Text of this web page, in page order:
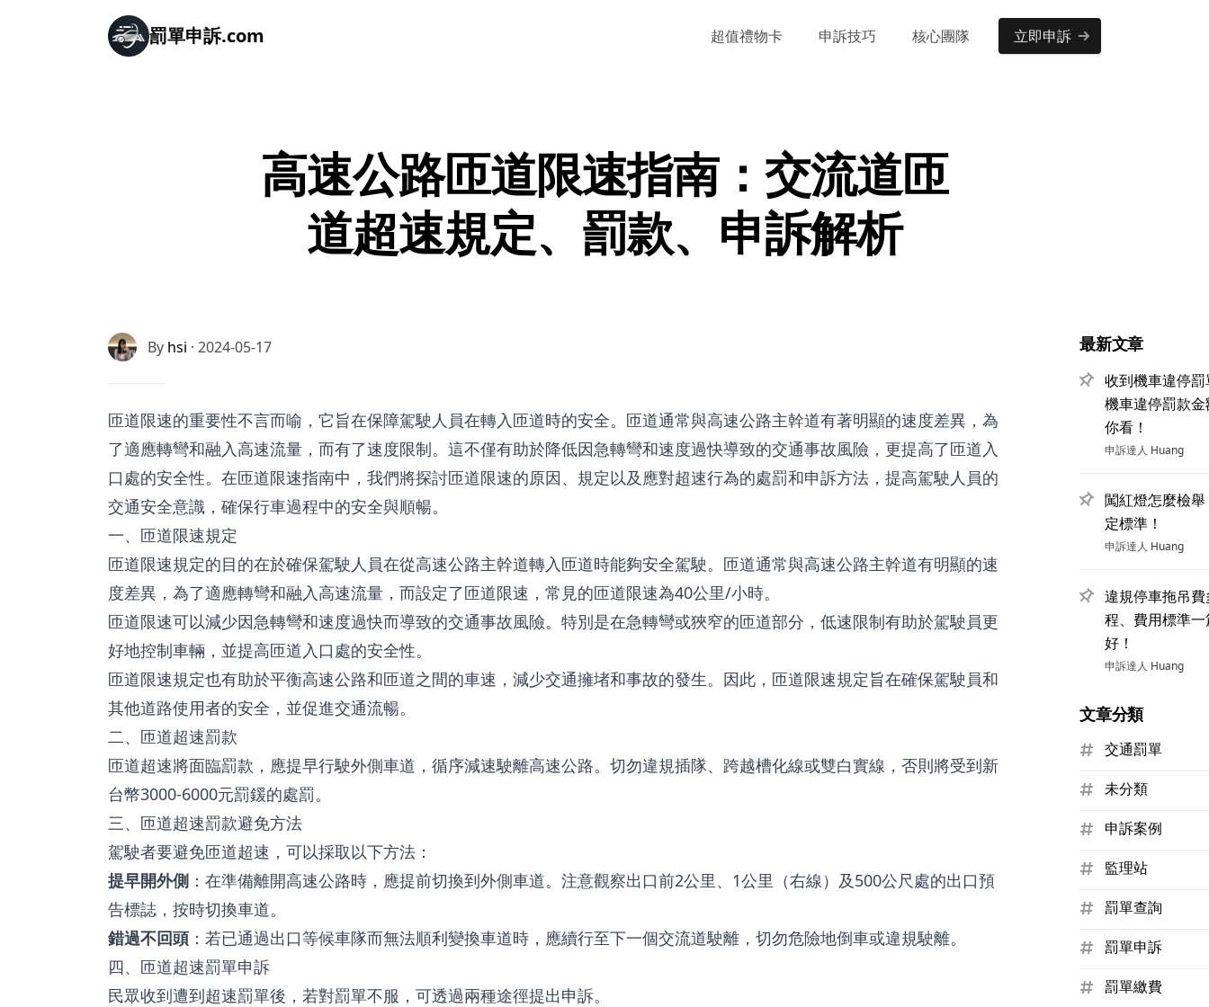
罰單申訴.com 超值禮物卡 申訴技巧 核心團隊 立即申訴
高速公路匝道限速指南：交流道匝
道超速規定、罰款、申訴解析
By hsi · 2024-05-17
匝道限速的重要性不言而喻，它旨在保障駕駛人員在轉入匝道時的安全。匝道通常與高速公路主幹道有著明顯的速度差異，為
了適應轉彎和融入高速流量，而有了速度限制。這不僅有助於降低因急轉彎和速度過快導致的交通事故風險，更提高了匝道入
口處的安全性。在匝道限速指南中，我們將探討匝道限速的原因、規定以及應對超速行為的處罰和申訴方法，提高駕駛人員的
交通安全意識，確保行車過程中的安全與順暢。
一、匝道限速規定
匝道限速規定的目的在於確保駕駛人員在從高速公路主幹道轉入匝道時能夠安全駕駛。匝道通常與高速公路主幹道有明顯的速
度差異，為了適應轉彎和融入高速流量，而設定了匝道限速，常見的匝道限速為40公里/小時。
匝道限速可以減少因急轉彎和速度過快而導致的交通事故風險。特別是在急轉彎或狹窄的匝道部分，低速限制有助於駕駛員更
好地控制車輛，並提高匝道入口處的安全性。
匝道限速規定也有助於平衡高速公路和匝道之間的車速，減少交通擁堵和事故的發生。因此，匝道限速規定旨在確保駕駛員和
其他道路使用者的安全，並促進交通流暢。
二、匝道超速罰款
匝道超速將面臨罰款，應提早行駛外側車道，循序減速駛離高速公路。切勿違規插隊、跨越槽化線或雙白實線，否則將受到新
台幣3000-6000元罰鍰的處罰。
三、匝道超速罰款避免方法
駕駛者要避免匝道超速，可以採取以下方法：
提早開外側 ：在準備離開高速公路時，應提前切換到外側車道。注意觀察出口前2公里、1公里（右線）及500公尺處的出口預
告標誌，按時切換車道。
錯過不回頭：若已通過出口等候車隊而無法順利變換車道時，應續行至下一個交流道駛離，切勿危險地倒車或違規駛離。
四、匝道超速罰單申訴
民眾收到遭到超速罰單後，若對罰單不服，可透過兩種途徑提出申訴。
最新文章
收到機車違停
機車違停罰款
你看！
申訴達人 Huang
闖紅燈怎麼檢
定標準！
申訴達人 Huang
違規停車拖吊
程、費用標準
好！
申訴達人 Huang
文章分類
交通罰單
未分類
申訴案例
監理站
罰單查詢
罰單申訴
罰單繳費